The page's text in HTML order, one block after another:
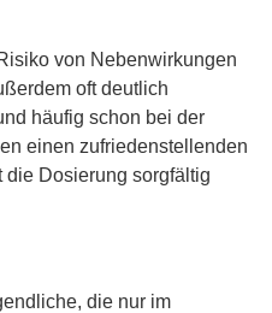
von Nebenwirkungen
oft deutlich
häufig schon bei der
einen zufriedenstellenden
die Dosierung sorgfältig
die nur im